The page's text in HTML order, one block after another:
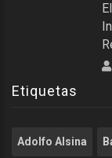
Etiquetas
Adolfo Alsina